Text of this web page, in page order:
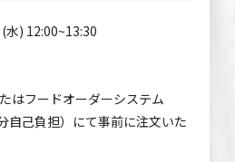
水) 12:00~13:30
はフードオーダーシステム
自己負担）にて事前に注文いた